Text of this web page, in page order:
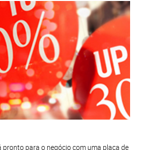
pronto para o negócio com uma placa de